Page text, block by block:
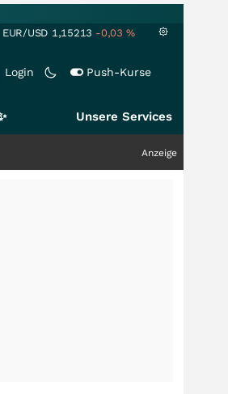
EUR/USD 1,15213 -0,03 %
Login Push-Kurse
Unsere Services
Anzeige